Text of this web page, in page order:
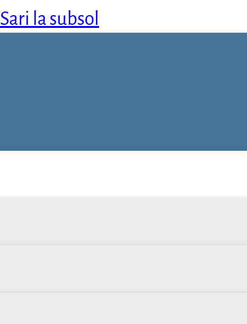
Sari la subsol